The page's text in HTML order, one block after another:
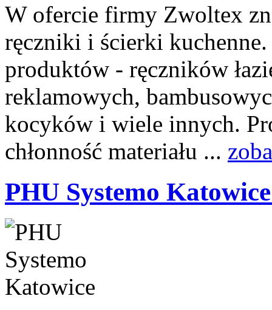
W ofercie firmy Zwoltex
ręczniki i ścierki
produktów - ręczników
reklamowych,
kocyków i wiele innych.
chłonność materiału ...
PHU Systemo